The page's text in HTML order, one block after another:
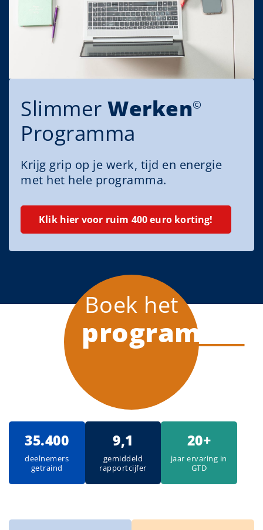
Slimmer Werken©
Programma
Krijg grip op je werk, tijd en energie
met het hele programma.
Klik hier voor ruim 400 euro korting!
Boek het
programma
35.400
deelnemers
getraind
9,1
gemiddeld
rapportcijfer
20+
jaar ervaring in
GTD